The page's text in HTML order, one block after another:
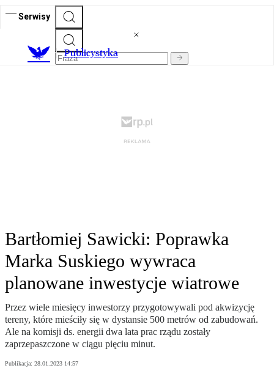
Serwisy
Publicystyka
Bartłomiej Sawicki: Poprawka
Marka Suskiego wywraca
planowane inwestycje wiatrowe
Przez wiele miesięcy inwestorzy przygotowywali pod akwizycję
tereny, które mieściły się w dystansie 500 metrów od zabudowań.
Ale na komisji ds. energii dwa lata prac rządu zostały
zaprzepaszczone w ciągu pięciu minut.
Publikacja: 28.01.2023 14:57